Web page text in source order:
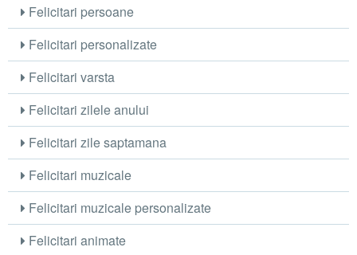
Felicitari persoane
Felicitari personalizate
Felicitari varsta
Felicitari zilele anului
Felicitari zile saptamana
Felicitari muzicale
Felicitari muzicale personalizate
Felicitari animate